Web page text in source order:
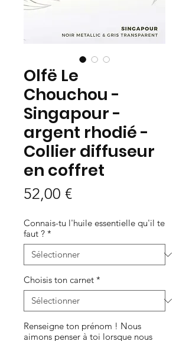
Olfë Le
Chouchou -
Singapour -
argent rhodié -
Collier diffuseur
en coffret
52,00 €Prix
Connais-tu l'huile essentielle qu'il te
faut ? *
Choisis ton carnet *
Renseigne ton prénom ! Nous
aimons penser à toi lorsque nous